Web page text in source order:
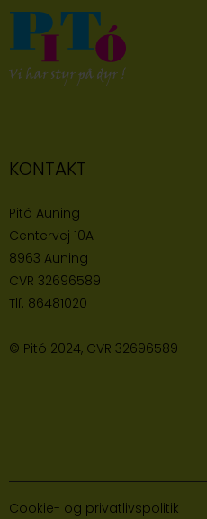
KONTAKT
Pitó Auning
Centervej 10A
8963 Auning
CVR 32696589
Tlf: 86481020
© Pitó 2024, CVR 32696589
Cookie- og privatlivspolitik